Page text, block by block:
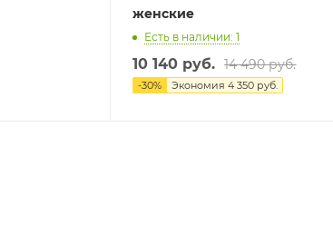
женские
Есть в наличии: 1
10 140 руб. 14 490 руб.
-30% Экономия4 350 руб.